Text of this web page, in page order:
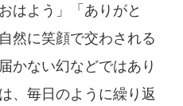
はよう」「ありがと
然に笑顔で交わされる
かない幻などではあり
、毎日のように繰り返